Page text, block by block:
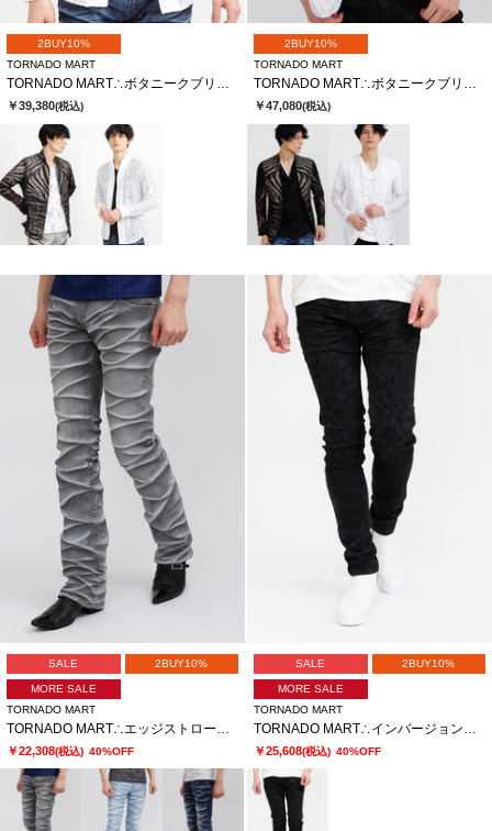
2BUY10%
TORNADO MART
TORNADO MART∴ボタニークブリリオシャツ
￥39,380(税込)
2BUY10%
TORNADO MART
TORNADO MART∴ボタニークブリリオレースノーカラージャケット
￥47,080(税込)
SALE 2BUY10%
MORE SALE
TORNADO MART
￥22,308(税込) 40%OFF
SALE 2BUY10%
MORE SALE
TORNADO MART
￥25,608(税込) 40%OFF